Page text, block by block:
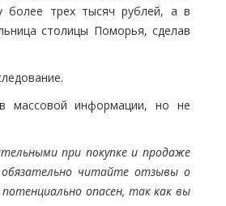
более трех тысяч рублей, а в
столицы Поморья, сделав
массовой информации, но не
при покупке и продаже
читайте отзывы о
опасен, так как вы